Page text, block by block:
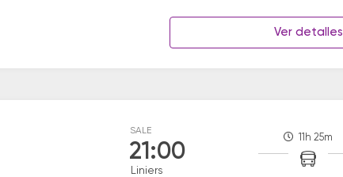
Ver detalles
SALE
21:00
Liniers
11h 25m